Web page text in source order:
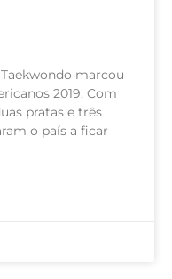
marcou
2019. Com
pratas e três
o país a ficar